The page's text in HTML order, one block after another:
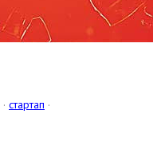
· стартап ·